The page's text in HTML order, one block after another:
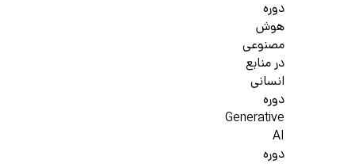
دوره
هوش
مصنوعی
در منابع
انسانی
دوره
Generative
AI
دوره